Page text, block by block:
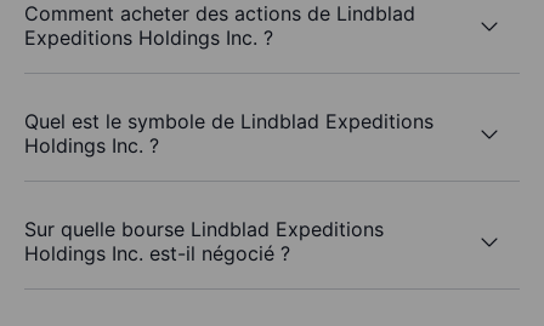
Comment acheter des actions de Lindblad
Expeditions Holdings Inc. ?
Quel est le symbole de Lindblad Expeditions
Holdings Inc. ?
Sur quelle bourse Lindblad Expeditions
Holdings Inc. est-il négocié ?